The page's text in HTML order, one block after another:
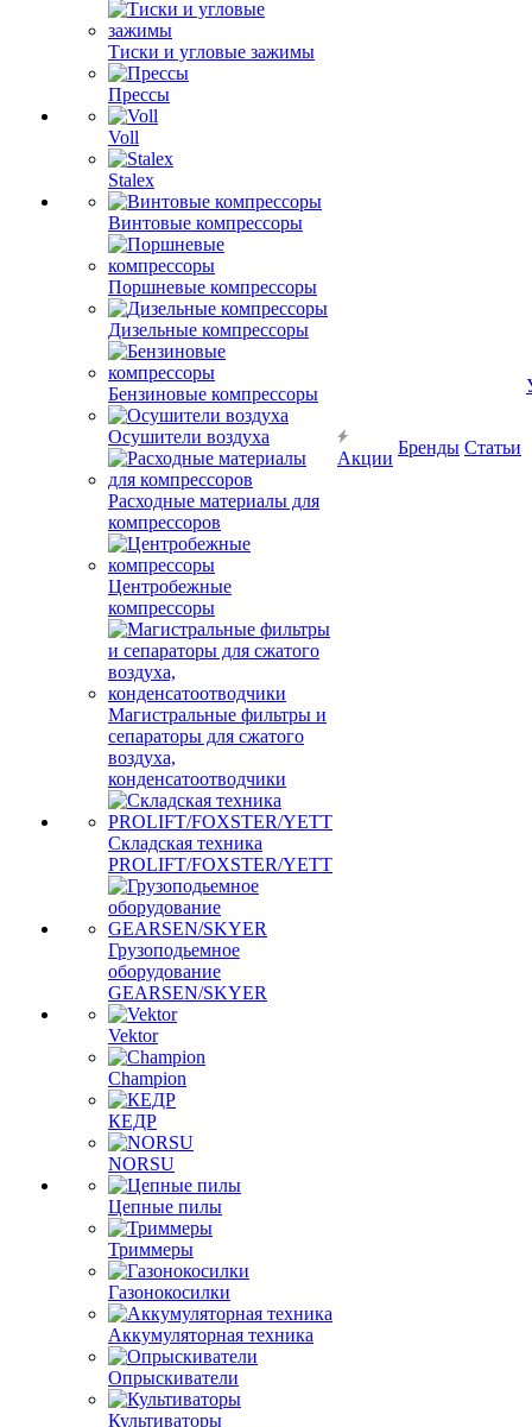
Тиски и угловые зажимы
Прессы
Voll
Stalex
Винтовые компрессоры
Поршневые компрессоры
Дизельные компрессоры
Бензиновые компрессоры
Осушители воздуха
Расходные материалы для
компрессоров
Центробежные
компрессоры
Магистральные фильтры и
сепараторы для сжатого
воздуха,
конденсатоотводчики
Складская техника
PROLIFT/FOXSTER/YETT
Грузоподьемное
оборудование
GEARSEN/SKYER
Vektor
Champion
КЕДР
NORSU
Цепные пилы
Триммеры
Газонокосилки
Аккумуляторная техника
Опрыскиватели
Культиваторы
Акции
Бренды Статьи